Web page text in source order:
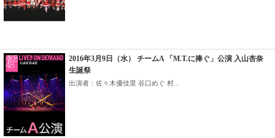
2016年3月9日（水） チームA 「M.T.に捧ぐ」公演 入山杏奈
生誕祭
出演者：佐々木優佳里 谷口めぐ 村...